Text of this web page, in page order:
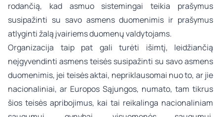
rodančią, kad asmuo sistemingai teikia prašymus
susipažinti su savo asmens duomenimis ir prašymus
atlyginti žalą įvairiems duomenų valdytojams.
Organizacija taip pat gali turėti išimtį, leidžiančią
neįgyvendinti asmens teisės susipažinti su savo asmens
duomenimis, jei teisės aktai, nepriklausomai nuo to, ar jie
nacionaliniai, ar Europos Sąjungos, numato, tam tikrus
šios teisės apribojimus, kai tai reikalinga nacionaliniam